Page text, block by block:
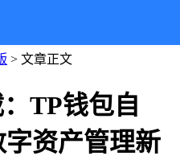
> 文章正文
TP钱包自
资产管理新